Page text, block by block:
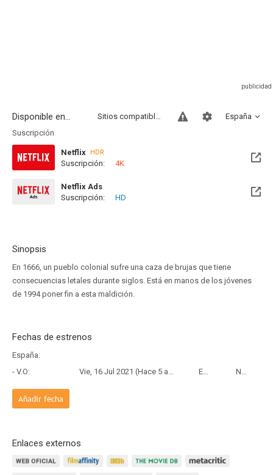
Disponible en... España
Sitios compatibles
Suscripción
Netflix HDR
Suscripción: 4K
Netflix Ads
Suscripción:
HD
Sinopsis
En 1666, un pueblo colonial sufre una caza de brujas que tiene
consecuencias letales durante siglos. Está en manos de los jóvenes
de 1994 poner fin a esta maldición.
Fechas de estrenos
España:
- V.O:
Vie, 16 Jul 2021 (Hace 5 años) Estreno Netflix
Añadir fecha
Enlaces externos